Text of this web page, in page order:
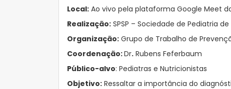
Local: Ao vivo pela plataforma Google Meet da
Realização: SPSP – Sociedade de Pediatria de
Organização: Grupo de Trabalho de
Coordenação:Dr. Rubens Feferbaum
Público-alvo: Pediatras e Nutricionistas
Objetivo: Ressaltar a importância do